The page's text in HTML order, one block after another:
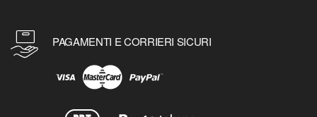
PAGAMENTI E CORRIERI SICURI